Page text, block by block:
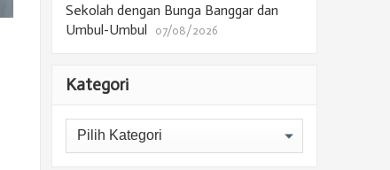
Sekolah dengan Bunga Banggar dan
Umbul-Umbul
07/08/2026
Kategori
Kategori